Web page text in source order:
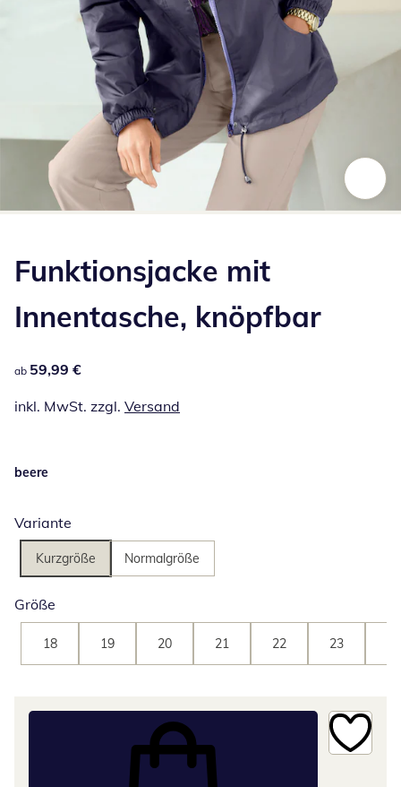
Funktionsjacke mit
Innentasche, knöpfbar
59,99 €
ab 59,99 €
inkl. MwSt. zzgl. Versand
beere
Variante
Kurzgröße Normalgröße
Größe
18 19 20 21 22 23